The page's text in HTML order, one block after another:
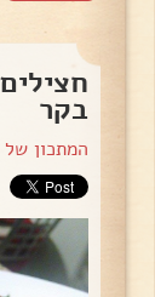
בקר
המתכון של